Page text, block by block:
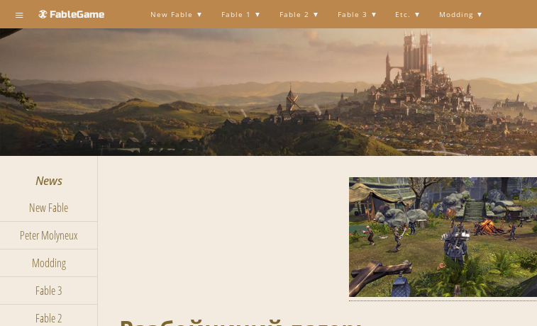
≡ FableGame New Fable Fable 1 Fable 2 Fable 3 Etc. Modding
News
New Fable
Peter Molyneux
Modding
Fable 3
Fable 2